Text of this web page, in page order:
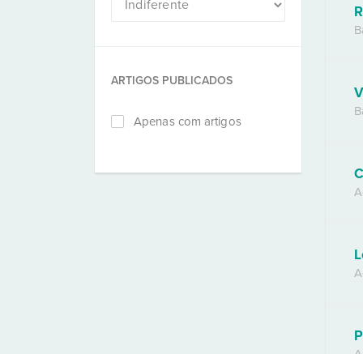
ARTIGOS PUBLICADOS
Apenas com artigos